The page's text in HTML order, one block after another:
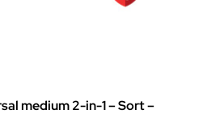
medium 2-in-1 – Sort –